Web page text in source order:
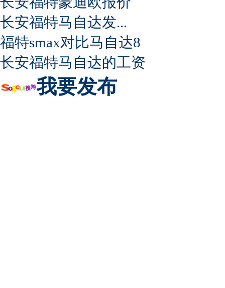
长安福特马自达发...
福特smax对比马自达8
长安福特马自达的工资
我要发布